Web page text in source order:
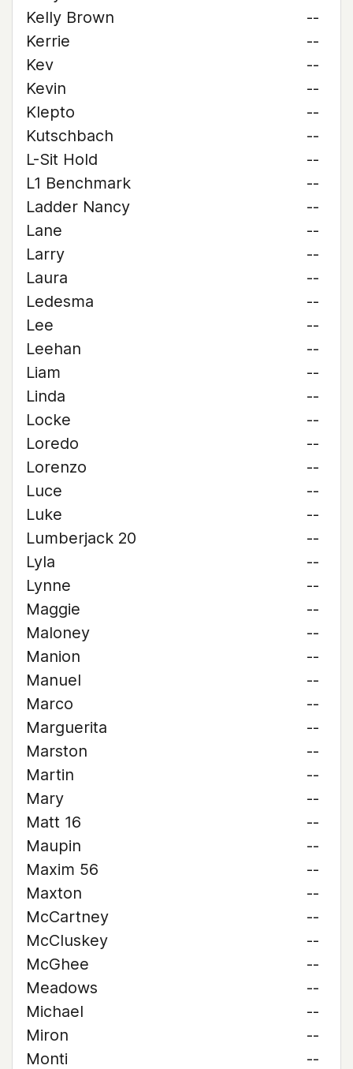
Kelly Brown
--
Kerrie
--
Kev
--
Kevin
--
Klepto
--
Kutschbach
--
L-Sit Hold
--
L1 Benchmark
--
Ladder Nancy
--
Lane
--
Larry
--
Laura
--
Ledesma
--
Lee
--
Leehan
--
Liam
--
Linda
--
Locke
--
Loredo
--
Lorenzo
--
Luce
--
Luke
--
Lumberjack 20
--
Lyla
--
Lynne
--
Maggie
--
Maloney
--
Manion
--
Manuel
--
Marco
--
Marguerita
--
Marston
--
Martin
--
Mary
--
Matt 16
--
Maupin
--
Maxim 56
--
Maxton
--
McCartney
--
McCluskey
--
McGhee
--
Meadows
--
Michael
--
Miron
--
Monti
--